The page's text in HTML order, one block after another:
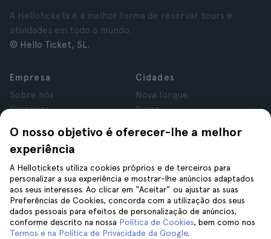
O nosso objetivo é oferecer-lhe a melhor
experiência
A Hellotickets utiliza cookies próprios e de terceiros para
personalizar a sua experiência e mostrar-lhe anúncios adaptados
aos seus interesses. Ao clicar em “Aceitar” ou ajustar as suas
Preferências de Cookies, concorda com a utilização dos seus
dados pessoais para efeitos de personalização de anúncios,
conforme descrito na nossa Política de Cookies, bem como nos
Termos e na Política de Privacidade da Google.
A Hellotickets é a melhor forma de reservar tours e
atividades em todo o mundo.
© Hello Ticket, SL.
Empresa
Sobre nós
Carreiras
Avaliações
Privacidade
Termos e Condições
Aviso Legal
Cookies
Cidades
Nova Iorque
Roma
Londres
Cracóvia
Tenerife
Ajuda Siga-nos